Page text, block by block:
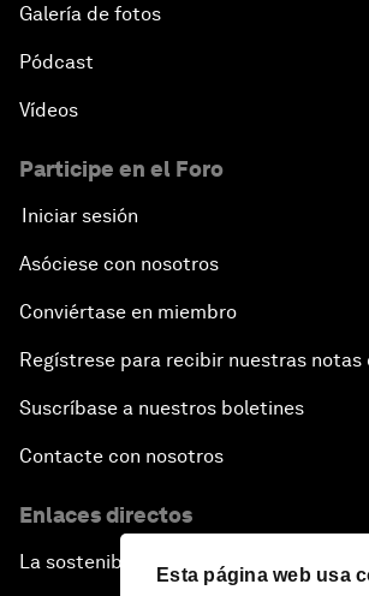
Esta página web usa
Galería de fotos
Pódcast
Vídeos
Participe en el Foro
Iniciar sesión
Asóciese con nosotros
Conviértase en miembro
Regístrese para recibir nuestras notas
Suscríbase a nuestros boletines
Contacte con nosotros
Enlaces directos
La sostenibilidad en el Foro